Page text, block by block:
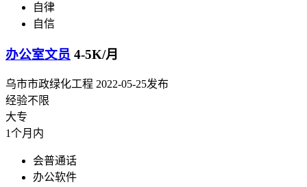
自律
自信
办公室文员 4-5K/月
乌市市政绿化工程 2022-05-25发布
经验不限
大专
1个月内
会普通话
办公软件